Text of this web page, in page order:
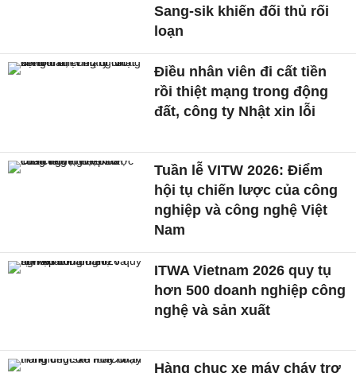
Sang-sik khiến đối thủ rối
loạn
Điều nhân viên đi cất tiền
rồi thiệt mạng trong động
đất, công ty Nhật xin lỗi
Tuần lễ VITW 2026: Điểm
hội tụ chiến lược của công
nghiệp và công nghệ Việt
Nam
ITWA Vietnam 2026 quy tụ
hơn 500 doanh nghiệp công
nghệ và sản xuất
Hàng chục xe máy cháy trơ